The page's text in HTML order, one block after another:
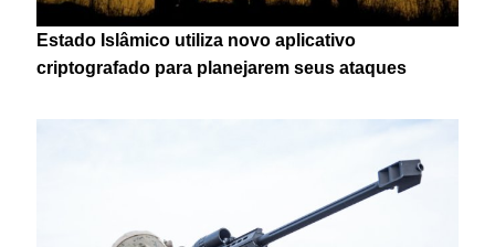
Estado Islâmico utiliza novo aplicativo
criptografado para planejarem seus ataques